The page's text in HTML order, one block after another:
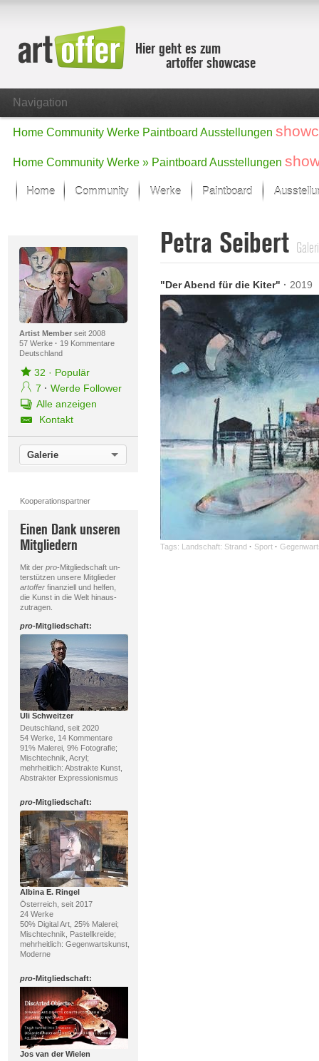
Hier geht es zum
artoffer showcase
Navigation
Home Community Werke Paintboard Ausstellungen
Home Community Werke » Paintboard Ausstellungen
Home Community Werke
Der letzte Monat im Fokus
Alle Fokus-Werke
Fokus-Werke
Neue Werke – Auswahl
Alle neuen Werke
Paintboard
Artist Memberseit 2008
57 Werke · 19 Kommentare
Deutschland
32 · Populär
7 · Werde Follower
Alle anzeigen
Kontakt
Galerie
Kooperationspartner
Einen Dank unseren
Mitgliedern
Mit der pro-Mitgliedschaft un-
terstützen unsere Mitglieder
artofferfinanziell und helfen,
die Kunst in die Welt hinaus-
zutragen.
pro-Mitgliedschaft:
Uli Schweitzer
Deutschland, seit 2020
54 Werke, 14 Kommentare
91% Malerei, 9% Fotografie;
Mischtechnik, Acryl;
mehrheitlich: Abstrakte Kunst,
Abstrakter Expressionismus
pro-Mitgliedschaft:
Albina E. Ringel
Österreich, seit 2017
24 Werke
50% Digital Art, 25% Malerei;
Mischtechnik, Pastellkreide;
mehrheitlich: Gegenwartskunst,
Moderne
pro-Mitgliedschaft:
Jos van der Wielen
Petra Seibert
"Der Abend für die Kiter" · 2019
Tags: Landschaft: Strand · Sport ·